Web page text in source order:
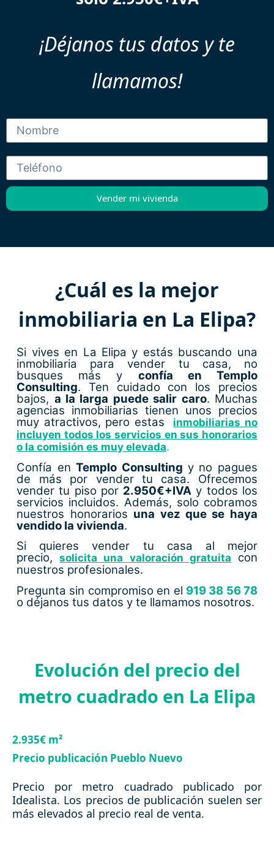
¡Déjanos tus datos y te
llamamos!
Vender mi vivienda
¿Cuál es la mejor
inmobiliaria en La Elipa?
Si vives en La Elipa y estás buscando una
inmobiliaria para vender tu casa, no
busques más y confía en Templo
Consulting. Ten cuidado con los precios
bajos, a la larga puede salir caro. Muchas
agencias inmobiliarias tienen unos precios
muy atractivos, pero estas
inmobiliarias no
incluyen todos los servicios en sus honorarios
o la comisión es muy elevada.
Confía enTemplo Consulting y no pagues
de más por vender tu casa. Ofrecemos
vender tu piso por 2.950€+IVA y todos los
servicios incluidos. Además, solo cobramos
nuestros honorarios una vez que se haya
vendido la vivienda.
Si quieres vender tu casa al mejor
precio,solicita una valoración gratuita
con
nuestros profesionales.
Pregunta sin compromiso en el 919 38 56 78
o déjanos tus datos y te llamamos nosotros.
Evolución del precio del
metro cuadrado en La Elipa
2.935€ m²
Precio publicación Pueblo Nuevo
Precio por metro cuadrado publicado por
Idealista. Los precios de publicación suelen ser
más elevados al precio real de venta.